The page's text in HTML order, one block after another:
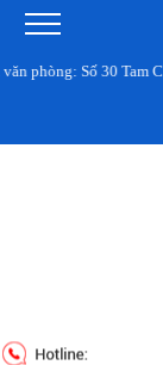
30 Tam Châu,